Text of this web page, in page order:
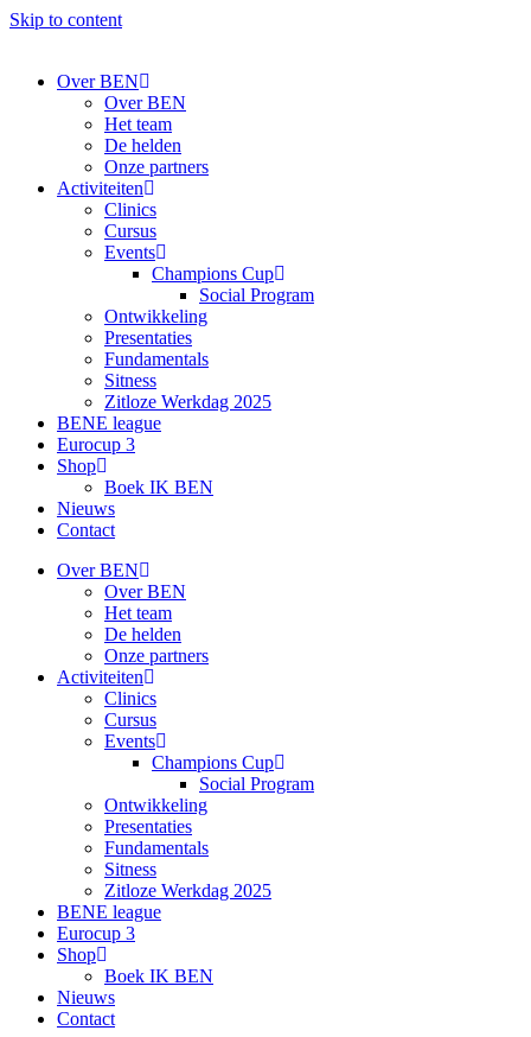
Skip to content
Over BEN
Over BEN
Het team
De helden
Onze partners
Activiteiten
Clinics
Cursus
Events
Champions Cup
Social Program
Ontwikkeling
Presentaties
Fundamentals
Sitness
Zitloze Werkdag 2025
BENE league
Eurocup 3
Shop
Boek IK BEN
Nieuws
Contact
Over BEN
Over BEN
Het team
De helden
Onze partners
Activiteiten
Clinics
Cursus
Events
Champions Cup
Social Program
Ontwikkeling
Presentaties
Fundamentals
Sitness
Zitloze Werkdag 2025
BENE league
Eurocup 3
Shop
Boek IK BEN
Nieuws
Contact